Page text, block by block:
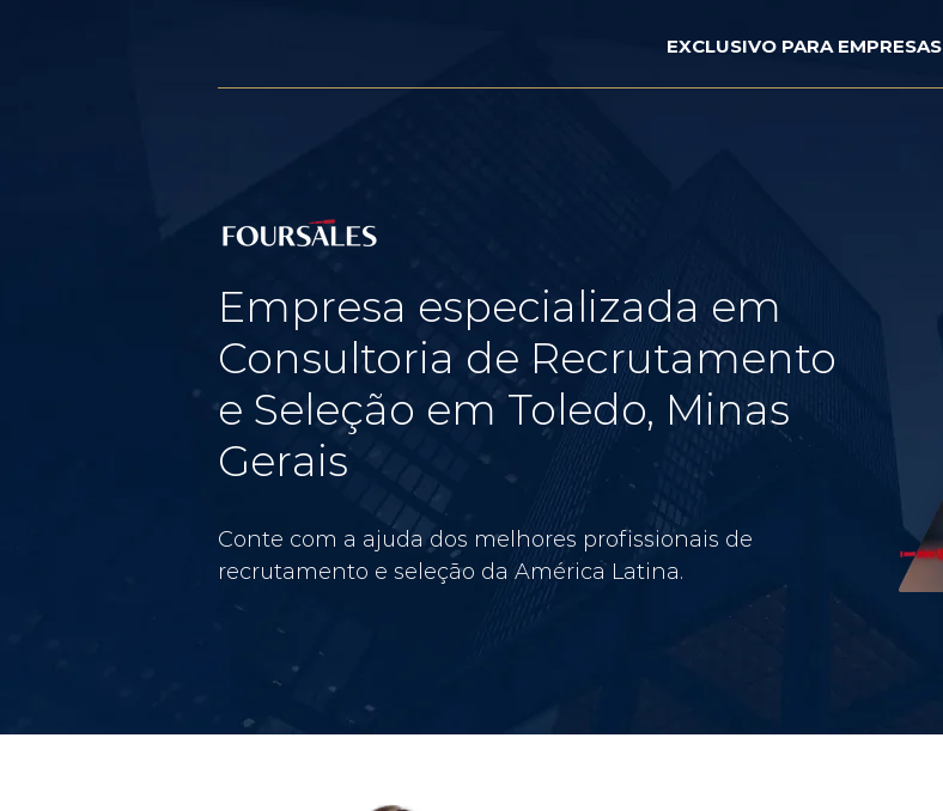
EXCLUSIVO PARA EMPRESAS
Empresa especializada em
Consultoria de Recrutamento
e Seleção em Toledo, Minas
Gerais
Conte com a ajuda dos melhores profissionais de
recrutamento e seleção da América Latina.